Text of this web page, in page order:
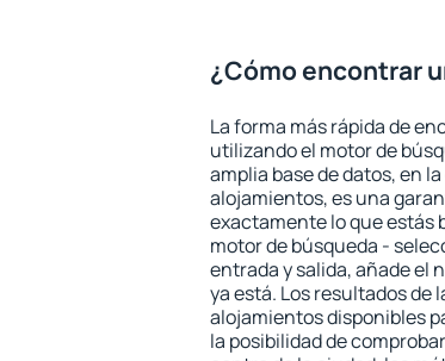
¿Cómo encontrar
La forma más rápida de
utilizando el motor de
amplia base de datos, en
alojamientos, es una
exactamente lo que estás
motor de búsqueda -
entrada y salida, añade el
ya está. Los resultados de
alojamientos disponibles
la posibilidad de